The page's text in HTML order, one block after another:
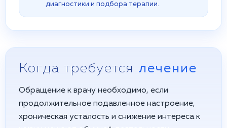
диагностики и подбора терапии.
Когда требуется лечение
Обращение к врачу необходимо, если
продолжительное подавленное настроение,
хроническая усталость и снижение интереса к